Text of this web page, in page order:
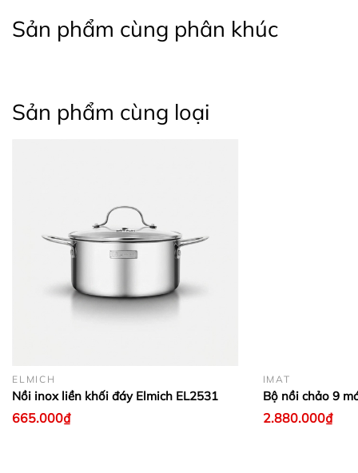
Sản phẩm cùng phân khúc
Sản phẩm cùng loại
ELMICH
Nồi inox liền khối đáy Elmich EL2531
665.000₫
IMAT
Bộ nồi chảo 9
2.880.000₫